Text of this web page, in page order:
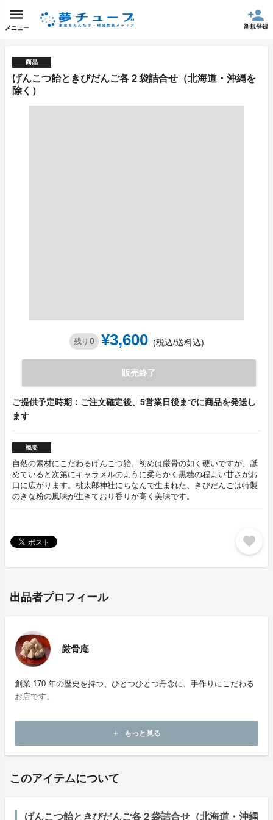
メニュー 新規登録
商品
げんこつ飴ときびだんご各２袋詰合せ（北海道・沖縄を
除く）
残り 0 ¥3,600 (税込/送料込)
販売終了
ご提供予定時期：ご注文確定後、5営業日後までに商品を発送し
ます
概要
自然の素材にこだわるげんこつ飴。初めは厳骨の如く硬いですが、舐
めていると次第にキャラメルのように柔らかく黒糖の程よい甘さがお
口に広がります。桃太郎神社にちなんで生まれた、きびだんごは特製
のきな粉の風味が生きており香りが高く美味です。
favorite
出品者プロフィール
厳骨庵
創業 170 年の歴史を持つ、ひとつひとつ丹念に、手作りにこだわる
お店です。
add もっと見る
このアイテムについて
げんこつ飴ときびだんご各２袋詰合せ（北海道・沖縄